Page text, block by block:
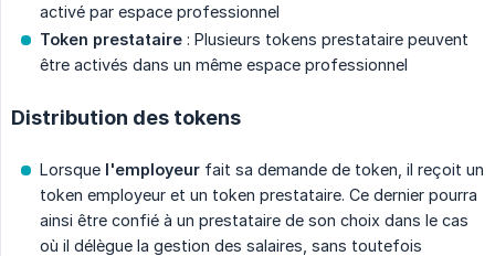
activé par espace professionnel
Token prestataire : Plusieurs tokens prestataire peuvent
être activés dans un même espace professionnel
Distribution des tokens
Lorsque l'employeur fait sa demande de token, il reçoit un
token employeur et un token prestataire. Ce dernier pourra
ainsi être confié à un prestataire de son choix dans le cas
où il délègue la gestion des salaires, sans toutefois